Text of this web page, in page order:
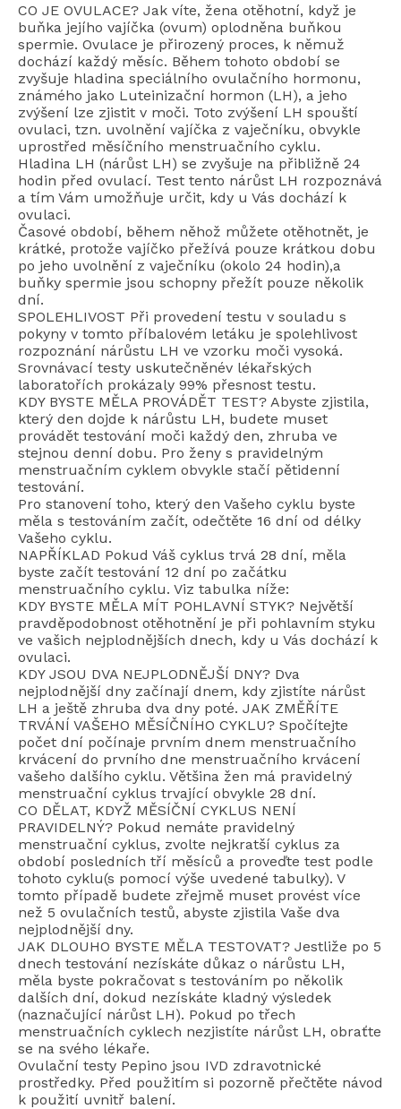
CO JE OVULACE? Jak víte, žena otěhotní, když je
buňka jejího vajíčka (ovum) oplodněna buňkou
spermie. Ovulace je přirozený proces, k němuž
dochází každý měsíc. Během tohoto období se
zvyšuje hladina speciálního ovulačního hormonu,
známého jako Luteinizační hormon (LH), a jeho
zvýšení lze zjistit v moči. Toto zvýšení LH spouští
ovulaci, tzn. uvolnění vajíčka z vaječníku, obvykle
uprostřed měsíčního menstruačního cyklu.
Hladina LH (nárůst LH) se zvyšuje na přibližně 24
hodin před ovulací. Test tento nárůst LH rozpoznává
a tím Vám umožňuje určit, kdy u Vás dochází k
ovulaci.
Časové období, během něhož můžete otěhotnět, je
krátké, protože vajíčko přežívá pouze krátkou dobu
po jeho uvolnění z vaječníku (okolo 24 hodin),a
buňky spermie jsou schopny přežít pouze několik
dní.
SPOLEHLIVOST Při provedení testu v souladu s
pokyny v tomto příbalovém letáku je spolehlivost
rozpoznání nárůstu LH ve vzorku moči vysoká.
Srovnávací testy uskutečněnév lékařských
laboratořích prokázaly 99% přesnost testu.
KDY BYSTE MĚLA PROVÁDĚT TEST? Abyste zjistila,
který den dojde k nárůstu LH, budete muset
provádět testování moči každý den, zhruba ve
stejnou denní dobu. Pro ženy s pravidelným
menstruačním cyklem obvykle stačí pětidenní
testování.
Pro stanovení toho, který den Vašeho cyklu byste
měla s testováním začít, odečtěte 16 dní od délky
Vašeho cyklu.
NAPŘÍKLAD Pokud Váš cyklus trvá 28 dní, měla
byste začít testování 12 dní po začátku
menstruačního cyklu. Viz tabulka níže:
KDY BYSTE MĚLA MÍT POHLAVNÍ STYK? Největší
pravděpodobnost otěhotnění je při pohlavním styku
ve vašich nejplodnějších dnech, kdy u Vás dochází k
ovulaci.
KDY JSOU DVA NEJPLODNĚJŠÍ DNY? Dva
nejplodnější dny začínají dnem, kdy zjistíte nárůst
LH a ještě zhruba dva dny poté. JAK ZMĚŘÍTE
TRVÁNÍ VAŠEHO MĚSÍČNÍHO CYKLU? Spočítejte
počet dní počínaje prvním dnem menstruačního
krvácení do prvního dne menstruačního krvácení
vašeho dalšího cyklu. Většina žen má pravidelný
menstruační cyklus trvající obvykle 28 dní.
CO DĚLAT, KDYŽ MĚSÍČNÍ CYKLUS NENÍ
PRAVIDELNÝ? Pokud nemáte pravidelný
menstruační cyklus, zvolte nejkratší cyklus za
období posledních tří měsíců a proveďte test podle
tohoto cyklu(s pomocí výše uvedené tabulky). V
tomto případě budete zřejmě muset provést více
než 5 ovulačních testů, abyste zjistila Vaše dva
nejplodnější dny.
JAK DLOUHO BYSTE MĚLA TESTOVAT? Jestliže po 5
dnech testování nezískáte důkaz o nárůstu LH,
měla byste pokračovat s testováním po několik
dalších dní, dokud nezískáte kladný výsledek
(naznačující nárůst LH). Pokud po třech
menstruačních cyklech nezjistíte nárůst LH, obraťte
se na svého lékaře.
Ovulační testy Pepino jsou IVD zdravotnické
prostředky. Před použitím si pozorně přečtěte návod
k použití uvnitř balení.